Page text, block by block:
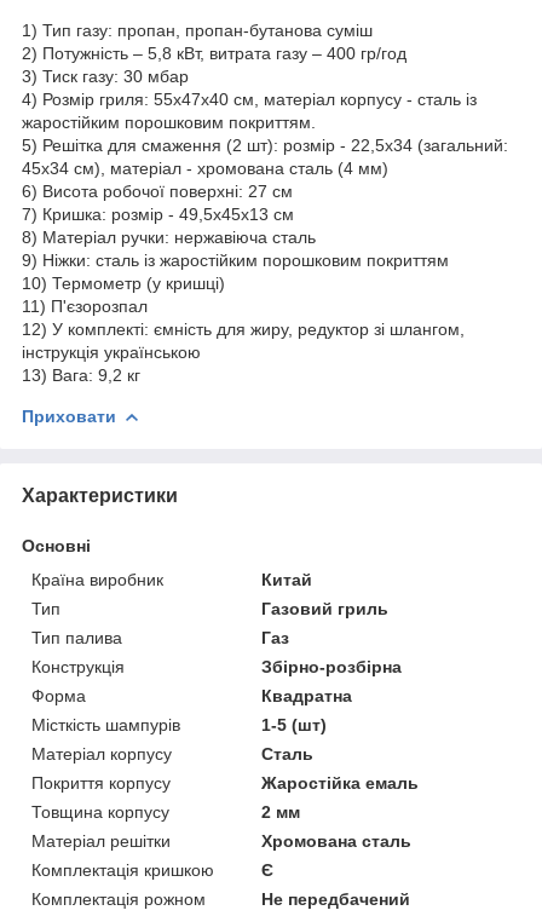
1) Тип газу: пропан, пропан-бутанова суміш
2) Потужність – 5,8 кВт, витрата газу – 400 гр/год
3) Тиск газу: 30 мбар
4) Розмір гриля: 55x47x40 см, матеріал корпусу - сталь із
жаростійким порошковим покриттям.
5) Решітка для смаження (2 шт): розмір - 22,5х34 (загальний:
45x34 см), матеріал - хромована сталь (4 мм)
6) Висота робочої поверхні: 27 см
7) Кришка: розмір - 49,5x45x13 см
8) Матеріал ручки: нержавіюча сталь
9) Ніжки: сталь із жаростійким порошковим покриттям
10) Термометр (у кришці)
11) П'єзорозпал
12) У комплекті: ємність для жиру, редуктор зі шлангом,
інструкція українською
13) Вага: 9,2 кг
Приховати
Характеристики
Основні
Країна виробник
Китай
Тип
Газовий гриль
Тип палива
Газ
Конструкція
Збірно-розбірна
Форма
Квадратна
Місткість шампурів
1-5 (шт)
Матеріал корпусу
Сталь
Покриття корпусу
Жаростійка емаль
Товщина корпусу
2 мм
Матеріал решітки
Хромована сталь
Комплектація кришкою
Є
Комплектація рожном
Не передбачений